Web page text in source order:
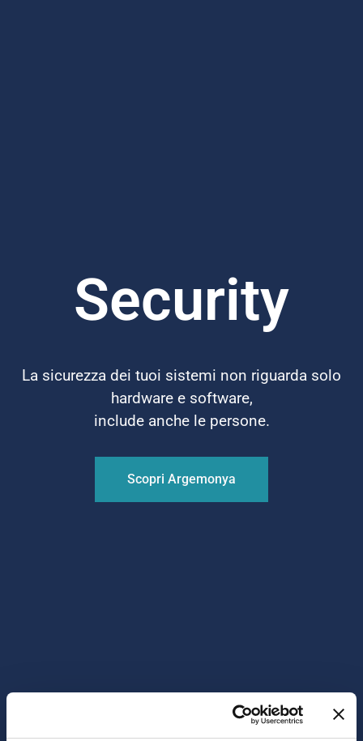
Security
La sicurezza dei tuoi sistemi non riguarda solo
hardware e software,
include anche le persone.
Scopri Argemonya